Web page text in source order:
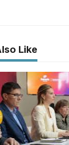
Like